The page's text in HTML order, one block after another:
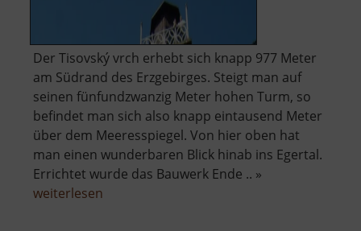
Der Tisovský vrch erhebt sich knapp 977 Meter
am Südrand des Erzgebirges. Steigt man auf
seinen fünfundzwanzig Meter hohen Turm, so
befindet man sich also knapp eintausend Meter
über dem Meeresspiegel. Von hier oben hat
man einen wunderbaren Blick hinab ins Egertal.
Errichtet wurde das Bauwerk Ende .. »
weiterlesen